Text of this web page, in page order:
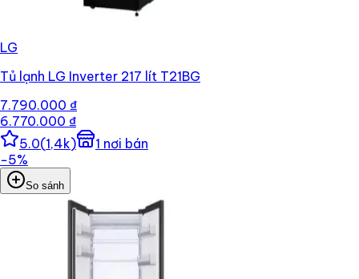
LG
Tủ lạnh LG Inverter 217 lít T21BG
7.790.000 ₫
6.770.000 ₫
5.0(1,4k) 1 nơi bán
−5%
So sánh